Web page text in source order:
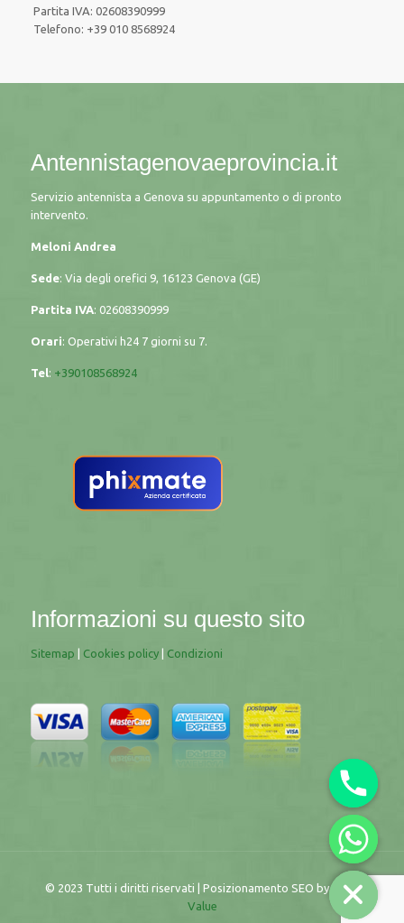
Partita IVA: 02608390999
Telefono: +39 010 8568924
Antennistagenovaeprovincia.it
Servizio antennista a Genova su appuntamento o di pronto
intervento.
Meloni Andrea
Sede: Via degli orefici 9, 16123 Genova (GE)
Partita IVA: 02608390999
Orari: Operativi h24 7 giorni su 7.
Tel: +390108568924
Informazioni su questo sito
Sitemap Cookies policy| Condizioni
© 2023 Tutti i diritti riservati | Posizionamento SEO byMore
Value